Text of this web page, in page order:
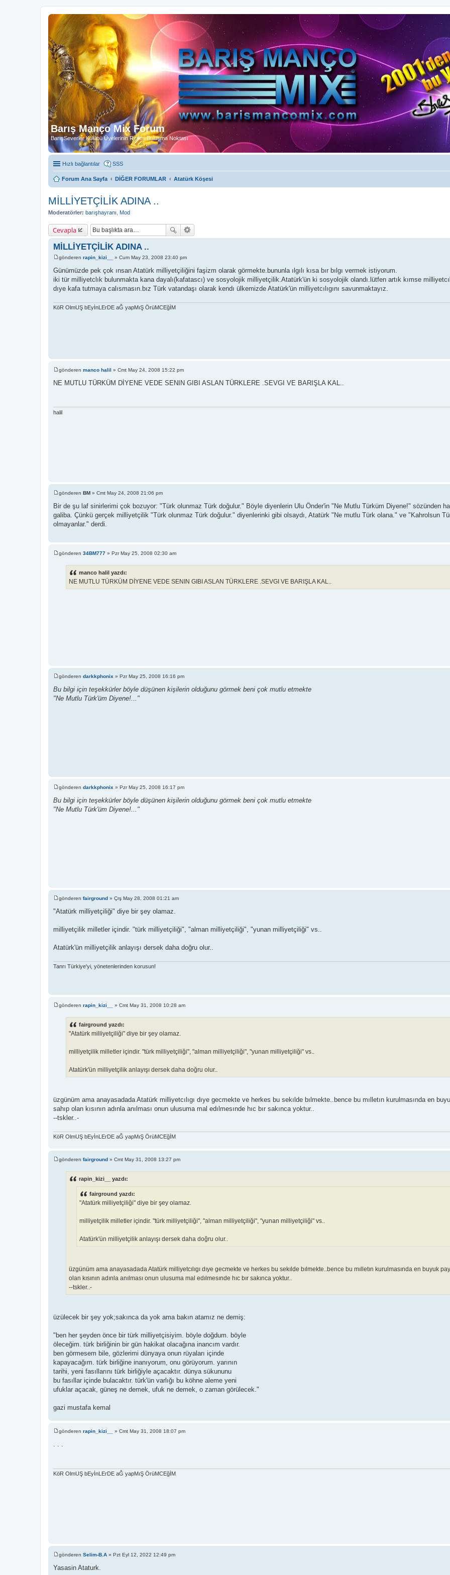
Barış Manço Mix Forum
BarışSeverler Kulübü Üyelerinin Resmi Buluşma Noktası
Hızlı bağlantılar SSS
Forum Ana Sayfa DİĞER FORUMLAR Atatürk Köşesi
MİLLİYETÇİLİK ADINA ..
Moderatörler: barışhayranı Mod
Cevapla
MİLLİYETÇİLİK ADINA ..
M
e
s
a
gönderen rapin_kizi__ » Cum May 23, 2008 23:40 pm
Günümüzde pek çok ınsan Atatürk milliyetçiliğini faşizm olarak görmekte.bununla ılgılı kısa bır bılgı vermek istiyorum.
iki tür milliyetclık bulunmakta kana dayalı(kafatascı) ve sosyolojik milliyetçilik.Atatürk'ün ki sosyolojik olandı.lütfen artık kımse
dıye kafa tutmaya calısmasın.bız Türk vatandaşı olarak kendı ülkemizde Atatürk'ün milliyetcılıgını savunmaktayız.
KöR OlmUŞ bEyİnLErDE aĞ yapMıŞ ÖrüMCEğİM
M
e
s
gönderen manco halil » Cmt May 24, 2008 15:22 pm
NE MUTLU TÜRKÜM DİYENE VEDE SENIN GIBI ASLAN TÜRKLERE .SEVGI VE BARIŞLA KAL..
halil
M
s
a
gönderen BM » Cmt May 24, 2008 21:06 pm
Bir de şu laf sinirlerimi çok bozuyor: "Türk olunmaz Türk doğulur." Böyle diyenlerin Ulu Önder'in "Ne Mutlu Türküm Diyene!" sözünden
galiba. Çünkü gerçek milliyetçilik "Türk olunmaz Türk doğulur." diyenlerinki gibi olsaydı, Atatürk "Ne mutlu Türk olana." ve "Kahrolsun
olmayanlar." derdi.
M
gönderen 34BM777 » Pzr May 25, 2008 02:30 am
manco halil yazdı:
NE MUTLU TÜRKÜM DİYENE VEDE SENIN GIBI ASLAN TÜRKLERE .SEVGI VE BARIŞLA KAL..
M
e
s
a
gönderen darkkphonix » Pzr May 25, 2008 16:16 pm
Bu bilgi için teşekkürler böyle düşünen kişilerin olduğunu görmek beni çok mutlu etmekte
"Ne Mutlu Türk'üm Diyene!..."
M
e
s
a
gönderen darkkphonix » Pzr May 25, 2008 16:17 pm
Bu bilgi için teşekkürler böyle düşünen kişilerin olduğunu görmek beni çok mutlu etmekte
"Ne Mutlu Türk'üm Diyene!..."
M
e
s
j
gönderen fairground » Çrş May 28, 2008 01:21 am
"Atatürk milliyetçiliği" diye bir şey olamaz.
milliyetçilik milletler içindir. "türk milliyetçiliği", "alman milliyetçiliği", "yunan milliyetçiliği" vs..
Atatürk'ün milliyetçilik anlayışı dersek daha doğru olur..
Tanrı Türkiye'yi, yönetenlerinden korusun!
M
gönderen rapin_kizi__ » Cmt May 31, 2008 10:28 am
fairground yazdı:
"Atatürk milliyetçiliği" diye bir şey olamaz.
milliyetçilik milletler içindir. "türk milliyetçiliği", "alman milliyetçiliği", "yunan milliyetçiliği" vs..
Atatürk'ün milliyetçilik anlayışı dersek daha doğru olur..
üzgünüm ama anayasadada Atatürk milliyetcılıgı dıye gecmekte ve herkes bu sekılde bılmekte..bence bu mılletın kurulmasında en
sahıp olan kısının adınla anılması onun ulusuma mal edılmesınde hıc bır sakınca yoktur..
--tskler..-
KöR OlmUŞ bEyİnLErDE aĞ yapMıŞ ÖrüMCEğİM
M
gönderen fairground » Cmt May 31, 2008 13:27 pm
rapin_kizi__ yazdı:
fairground yazdı:
"Atatürk milliyetçiliği" diye bir şey olamaz.
milliyetçilik milletler içindir. "türk milliyetçiliği", "alman milliyetçiliği", "yunan milliyetçiliği" vs..
Atatürk'ün milliyetçilik anlayışı dersek daha doğru olur..
üzgünüm ama anayasadada Atatürk milliyetcılıgı dıye gecmekte ve herkes bu sekılde bılmekte..bence bu mılletın kurulmasında en buyuk
olan kısının adınla anılması onun ulusuma mal edılmesınde hıc bır sakınca yoktur..
--tskler..-
üzülecek bir şey yok;sakınca da yok ama bakın atamız ne demiş:
"ben her şeyden önce bir türk milliyetçisiyim. böyle doğdum. böyle
öleceğim. türk birliğinin bir gün hakikat olacağına inancım vardır.
ben görmesem bile, gözlerimi dünyaya onun rüyaları içinde
kapayacağım. türk birliğine inanıyorum, onu görüyorum. yarının
tarihi, yeni fasıllarını türk birliğiyle açacaktır. dünya sükununu
bu fasıllar içinde bulacaktır. türk'ün varlığı bu köhne aleme yeni
ufuklar açacak, güneş ne demek, ufuk ne demek, o zaman görülecek."
gazi mustafa kemal
gönderen rapin_kizi__ » Cmt May 31, 2008 18:07 pm
. . .
KöR OlmUŞ bEyİnLErDE aĞ yapMıŞ ÖrüMCEğİM
M
s
gönderen Selim-B.A » Pzt Eyl 12, 2022 12:49 pm
Yasasin Ataturk.